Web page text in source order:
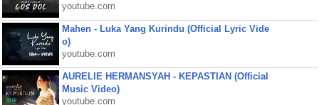
youtube.com
Mahen - Luka Yang Kurindu (Official Lyric Vide
o)
youtube.com
AURELIE HERMANSYAH - KEPASTIAN (Official
Music Video)
youtube.com